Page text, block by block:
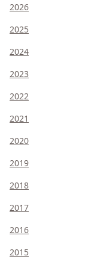
2026
2025
2024
2023
2022
2021
2020
2019
2018
2017
2016
2015